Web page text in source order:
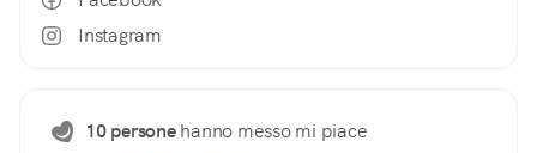
Instagram
10 personehanno messo mi piace